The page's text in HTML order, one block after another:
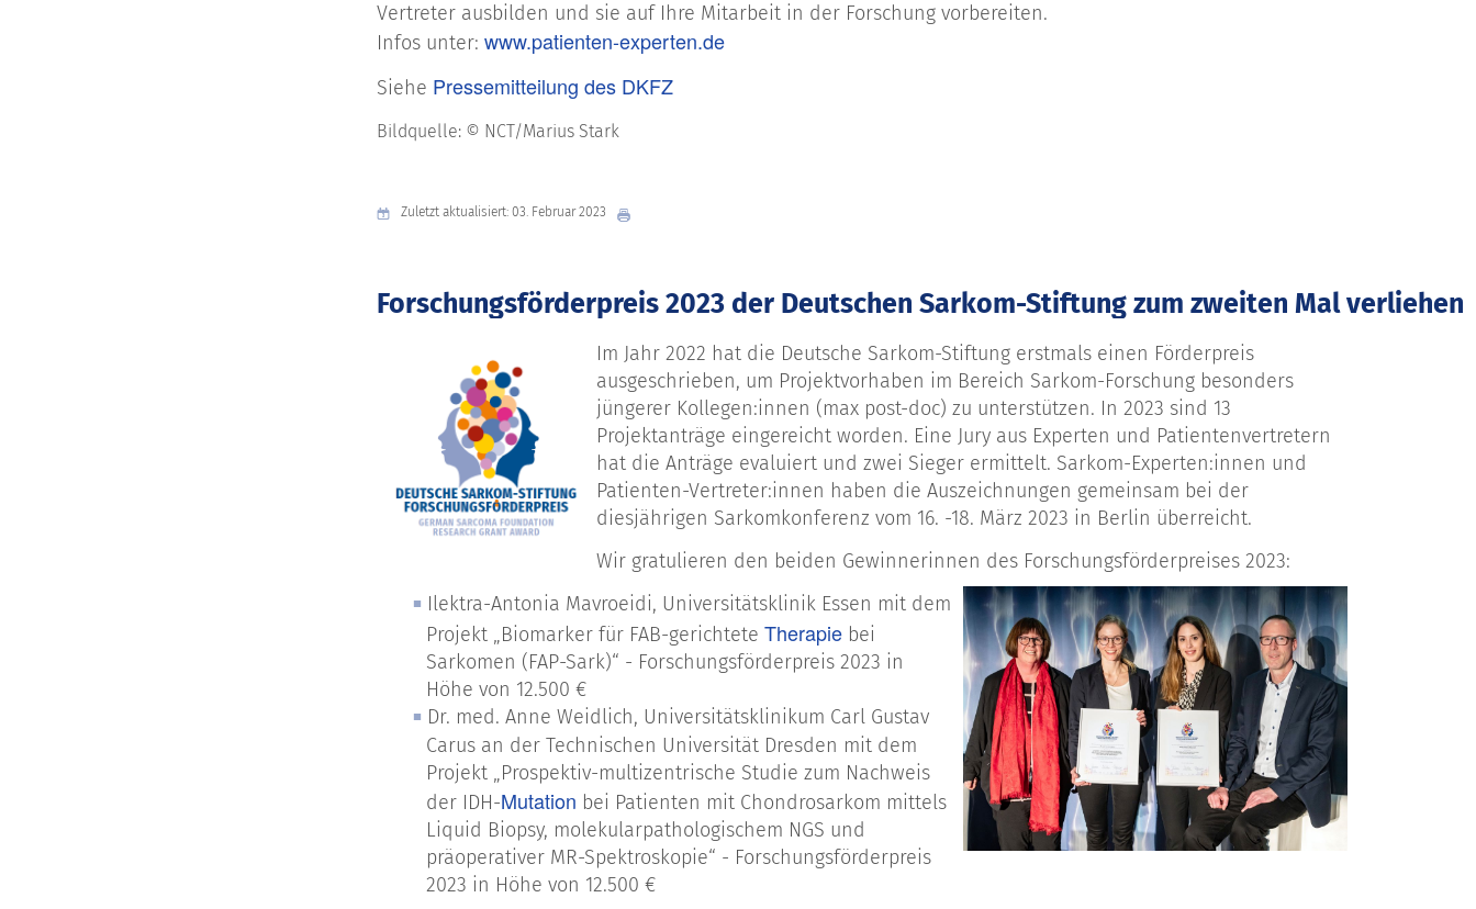
Vertreter ausbilden und sie auf Ihre Mitarbeit in der Forschung vorbereiten.
Infos unter: www.patienten-experten.de
Siehe Pressemitteilung des DKFZ
Bildquelle: © NCT/Marius Stark
Zuletzt aktualisiert: 03. Februar 2023
Forschungsförderpreis 2023 der Deutschen Sarkom-Stiftung zum zweiten Mal verliehen
Im Jahr 2022 hat die Deutsche Sarkom-Stiftung erstmals einen Förderpreis
ausgeschrieben, um Projektvorhaben im Bereich Sarkom-Forschung besonders
jüngerer Kollegen:innen (max post-doc) zu unterstützen. In 2023 sind 13
Projektanträge eingereicht worden. Eine Jury aus Experten und Patientenvertretern
hat die Anträge evaluiert und zwei Sieger ermittelt. Sarkom-Experten:innen und
Patienten-Vertreter:innen haben die Auszeichnungen gemeinsam bei der
diesjährigen Sarkomkonferenz vom 16. -18. März 2023 in Berlin überreicht.
Wir gratulieren den beiden Gewinnerinnen des Forschungsförderpreises 2023:
Ilektra-Antonia Mavroeidi, Universitätsklinik Essen mit dem
Projekt „Biomarker für FAB-gerichtete Therapie bei
Sarkomen (FAP-Sark)“ - Forschungsförderpreis 2023 in
Höhe von 12.500 €
Dr. med. Anne Weidlich, Universitätsklinikum Carl Gustav
Carus an der Technischen Universität Dresden mit dem
Projekt „Prospektiv-multizentrische Studie zum Nachweis
der IDH-Mutation bei Patienten mit Chondrosarkom mittels
Liquid Biopsy, molekularpathologischem NGS und
präoperativer MR-Spektroskopie“ - Forschungsförderpreis
2023 in Höhe von 12.500 €